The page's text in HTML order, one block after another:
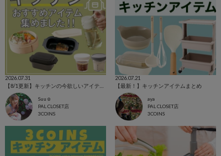
2026.07.31
Suu☺︎
PAL CLOSET店
3COINS
2026.07.21
【最新！】キッチンアイテムまとめ
aya
PAL CLOSET店
3COINS